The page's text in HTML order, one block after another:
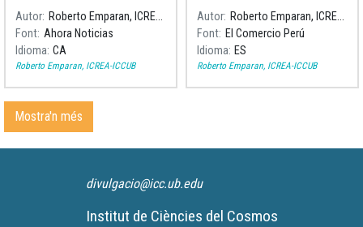
forats negres
Autor
Roberto Emparan, ICREA-ICCUB
Font Ahora Noticias
Idioma CA
Roberto Emparan, ICREA-ICCUB
difondre allò que per a molts
és inexplicable: la naturalesa
de l'univers. Tots dos
participaran en el Hay
Autor
Roberto Emparan, ICREA-ICCUB
Font El Comercio Perú
Idioma ES
Roberto Emparan, ICREA-ICCUB
Mostra'n més
divulgacio@icc.ub.edu
Institut de Ciències del Cosmos